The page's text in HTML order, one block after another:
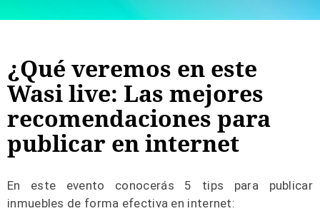
¿Qué veremos en este
Wasi live: Las mejores
recomendaciones para
publicar en internet
En este evento conocerás 5 tips para publicar
inmuebles de forma efectiva en internet: